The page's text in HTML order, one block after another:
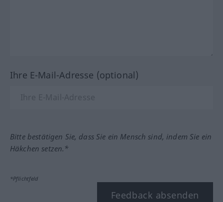
Ihre E-Mail-Adresse (optional)
Bitte bestätigen Sie, dass Sie ein Mensch sind, indem Sie ein
Häkchen setzen.*
*Pflichtfeld
Feedback absenden